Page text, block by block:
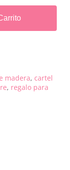
madera, cartel
, regalo para